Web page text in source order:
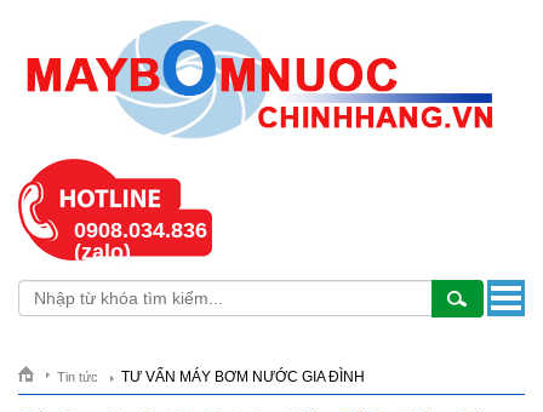
0908.034.836
(zalo)
Tin tức TƯ VẤN MÁY BƠM NƯỚC GIA ĐÌNH